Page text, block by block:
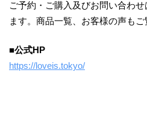
ご予約・ご購入及びお問い合わ
ます。商品一覧、お客様の声もご
■公式HP
https://loveis.tokyo/